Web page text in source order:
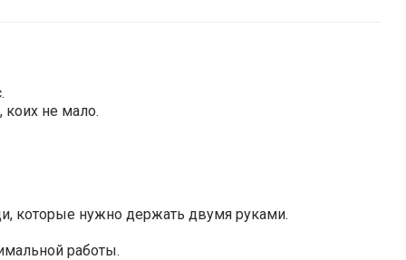
не мало.
которые нужно держать двумя руками.
работы.